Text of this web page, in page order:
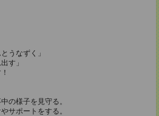
うなずく」
す」
の様子を見守る。
サポートをする。